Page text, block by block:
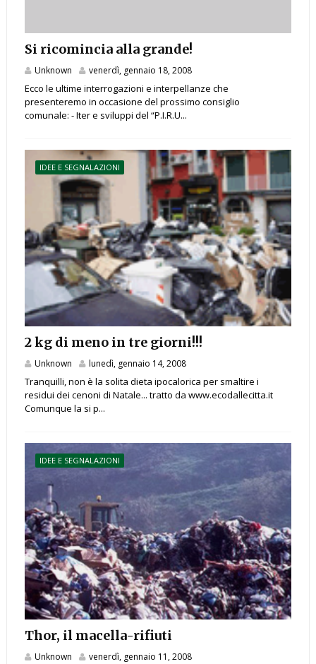
Si ricomincia alla grande!
Unknown venerdì, gennaio 18, 2008
Ecco le ultime interrogazioni e interpellanze che
presenteremo in occasione del prossimo consiglio
comunale: - Iter e sviluppi del “P.I.R.U...
IDEE E SEGNALAZIONI
2 kg di meno in tre giorni!!!
Unknown lunedì, gennaio 14, 2008
Tranquilli, non è la solita dieta ipocalorica per smaltire i
residui dei cenoni di Natale... tratto da www.ecodallecitta.it
Comunque la si p...
IDEE E SEGNALAZIONI
Thor, il macella-rifiuti
Unknown venerdì, gennaio 11, 2008